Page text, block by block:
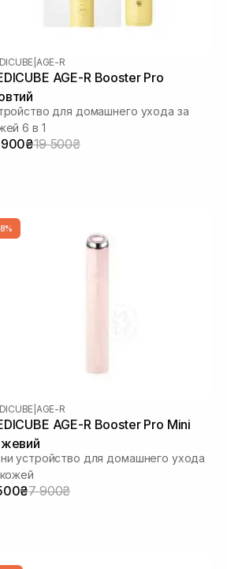
AGE-R
AGE-R Booster Pro
для домашнего ухода за
6 в 1
900₴19 500₴
AGE-R
AGE-R Booster Pro Mini
устройство для домашнего ухода
7 900₴